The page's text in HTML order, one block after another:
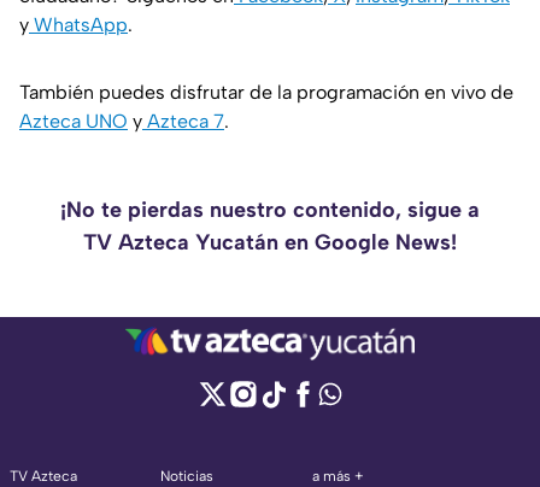
y WhatsApp.
También puedes disfrutar de la programación en vivo de
Azteca UNO y Azteca 7.
¡No te pierdas nuestro contenido, sigue a
TV Azteca Yucatán en Google News!
TV Azteca
Noticias
a más +